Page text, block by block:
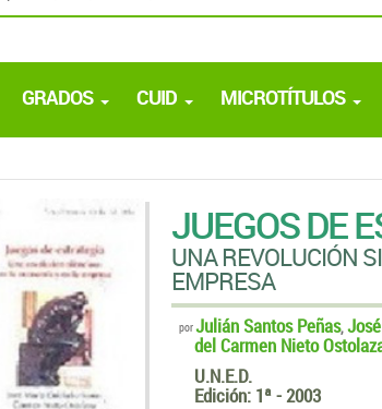
GRADOS CUID MICROTÍTULOS
JUEGOS DE
UNA REVOLUCIÓN
EMPRESA
porJulián Santos Peñas,
del Carmen Nieto
U.N.E.D.
Edición: 1ª - 2003